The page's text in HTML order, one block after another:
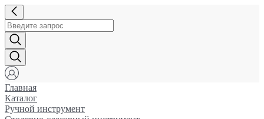
Главная
Каталог
Ручной инструмент